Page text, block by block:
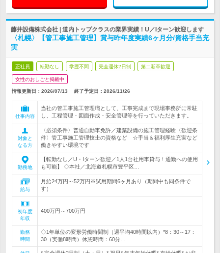
藤井設備株式会社 | 道内トップクラスの業界実績！U／Iターン歓迎します
〈札幌〉【管工事施工管理】賞与昨年度実績6ヶ月分/資格手当充
実
正社員 転勤なし 学歴不問 完全週休2日制 第二新卒歓迎
女性のおしごと掲載中
情報更新日：2026/07/13 終了予定日： 2026/11/26
仕事内容
当社の管工事施工管理職として、工事完成まで現場事務所に常駐
し、工程管理・図面作成・安全管理等を行っていただきます。
対象と
なる方
〈必須条件〉普通自動車免許／建築設備の施工管理経験〈歓迎条
件〉管工事施工管理技士の資格など ☆手当＆福利厚生充実など
働きやすい環境です
勤務地
【転勤なし／U・Iターン歓迎／1人1台社用車貸与！通勤への使用
も可能】 ◇本社／北海道札幌市豊平区…
給与
月給24万円～52万円※試用期間6ヶ月あり（期間中も同条件で
す）
初年度
年収
400万円～700万円
勤務
時間
◇1年単位の変形労働時間制（週平均40時間以内）*8：30～17：
30（実働8時間）休憩時間：60分…